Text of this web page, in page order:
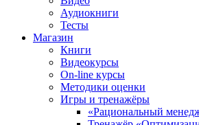
Аудиокниги
Тесты
Магазин
Книги
Видеокурсы
On-line курсы
Методики оценки
Игры и тренажёры
«Рациональный